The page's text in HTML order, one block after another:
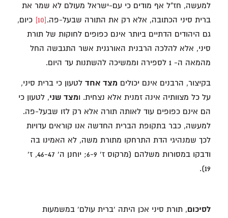
למעשה, חז"ל אף מודים כי עם-ישראל מעולם לא שמר את
ברית סיני הכתובה, אלא רק את התורה שבעל-פה.[10]
כיום,
גם היהודים הדתיים ביותר אינם כפופים לחוקות של תורת
סיני, אלא להלכה הרבנית האורגנית אשר התגבשה החל
מהמאה ה- 1 לספירה וממשיכה להשתנות עד היום.
בקיצור, הרבנים אינם יכולים מצד אחד לטעון כי ברית סיני,
על כל מצוותיה אינה זמנית אלא נצחית. ומצד שני, לטעון כי
הם אינם כפופים עוד לאותה תורה אלא רק לזו שבעל-פה.
למעשה, כבר בתקופת הברית החדשה אנו קוראים עדויות
לכך שמנהיגי הדת התרחקו מתורת משה, לא האמינו בה
ודבקו במסורות משלהם (מרקוס ז' 6-9; יוחנן ה' 46-47, ז'
19).
לסיכום, תורת סיני אכן היתה 'ברית עולם' במשמעות